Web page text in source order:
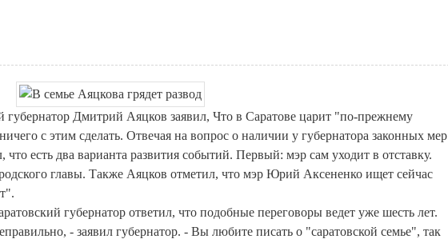
Дмитрий Аяцков заявил, Что в Саратове царит "по-прежнему
с этим сделать. Отвечая на вопрос о наличии у губернатора законных мер
есть два варианта развития событий. Первый: мэр сам уходит в отставку.
главы. Также Аяцков отметил, что мэр Юрий Аксененко ищет сейчас
губернатор ответил, что подобные переговоры ведет уже шесть лет.
- заявил губернатор. - Вы любите писать о "саратовской семье", так